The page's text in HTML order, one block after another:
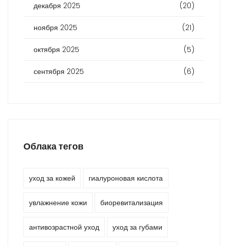
декабря 2025 (20)
ноября 2025 (21)
октября 2025 (5)
сентября 2025 (6)
Облака тегов
уход за кожей гиалуроновая кислота
увлажнение кожи биоревитализация
антивозрастной уход уход за губами